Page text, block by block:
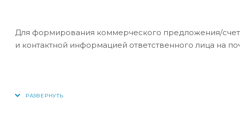
Для формирования коммерческого предложения/
и контактной информацией ответственного лица на